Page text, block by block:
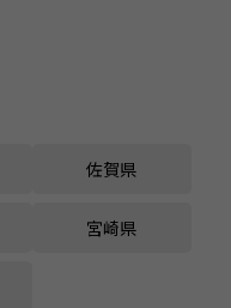
佐賀県
宮崎県